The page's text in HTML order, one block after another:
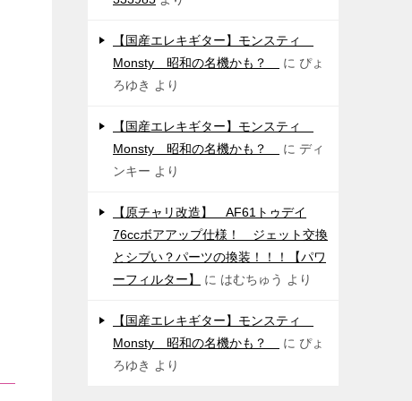
【国産エレキギター】モンスティ
Monsty 昭和の名機かも？
に ぴょ
ろゆき より
【国産エレキギター】モンスティ
Monsty 昭和の名機かも？
に ディ
ンキー より
【原チャリ改造】 AF61トゥデイ
76ccボアアップ仕様！ ジェット交換
とシブい？パーツの換装！！！【パワ
ーフィルター】
に はむちゅう より
【国産エレキギター】モンスティ
Monsty 昭和の名機かも？
に ぴょ
ろゆき より